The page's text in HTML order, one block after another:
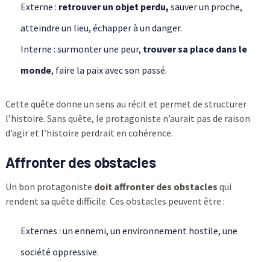
Externe : retrouver un objet perdu, sauver un proche,
atteindre un lieu, échapper à un danger.
Interne : surmonter une peur, trouver sa place dans le
monde, faire la paix avec son passé.
Cette quête donne un sens au récit et permet de structurer
l’histoire. Sans quête, le protagoniste n’aurait pas de raison
d’agir et l’histoire perdrait en cohérence.
Affronter des obstacles
Un bon protagoniste doit affronter des obstacles qui
rendent sa quête difficile. Ces obstacles peuvent être :
Externes : un ennemi, un environnement hostile, une
société oppressive.